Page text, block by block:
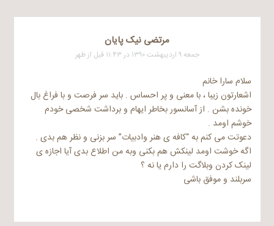
مرتضی نیک پایان
جمعه ۹ اردیبهشت ۱۳۹۰ در ۱۱:۴۳ قبل از ظهر
سلام سارا خانم
اشعارتون زیبا ، با معنی و پر احساس . باید سر فرصت و با فراغ بال
خونده بشن . از آسانسور بخاطر ایهام و برداشت شخصی خودم
خوشم اومد .
دعوتت می کنم به “کافه ی هنر وادبیات” سر بزنی و نظر هم بدی .
اگه خوشت اومد لینکش هم بکنی وبه من اطلاع بدی آیا اجازه ی
لینک کردن وبلاگت را دارم یا نه ؟
سربلند و موفق باشی